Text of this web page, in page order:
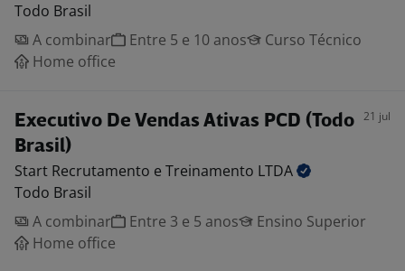
Todo Brasil
A combinar
Entre 5 e 10 anos
Curso Técnico
Home office
Executivo De Vendas Ativas PCD (Todo
Brasil)
21 jul
Start Recrutamento e Treinamento LTDA
Todo Brasil
A combinar
Entre 3 e 5 anos
Ensino Superior
Home office